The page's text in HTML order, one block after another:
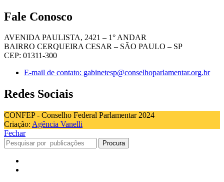
Fale Conosco
AVENIDA PAULISTA, 2421 – 1° ANDAR
BAIRRO CERQUEIRA CESAR – SÃO PAULO – SP
CEP: 01311-300
E-mail de contato: gabinetesp@conselhoparlamentar.org.br
Redes Sociais
CONFEP - Conselho Federal Parlamentar 2024
Criação: Agência Vanelli
Fechar
Procura